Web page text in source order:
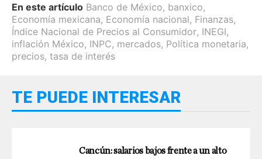
En este artículo Banco de México, banxico,
Economía mexicana, Economía nacional, Finanzas,
Índice Nacional de Precios al Consumidor, INEGI,
inflación México, INPC, mercados, Política monetaria,
precios, tasa de interés
TE PUEDE INTERESAR
Cancún: salarios bajos frente a un alto